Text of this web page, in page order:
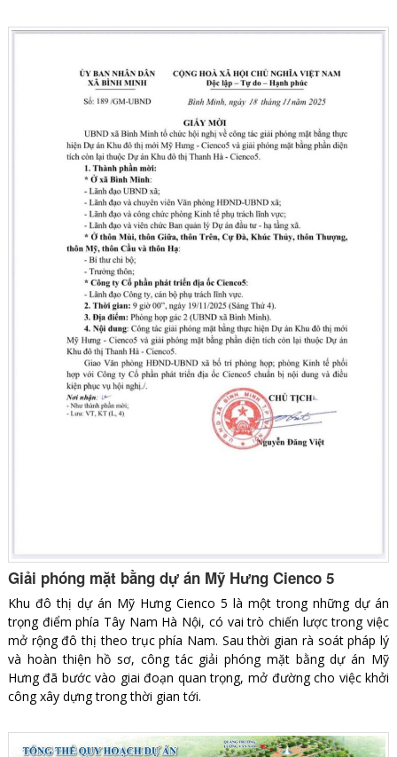
Giải phóng mặt bằng dự án Mỹ Hưng Cienco 5
Khu đô thị dự án Mỹ Hưng Cienco 5 là một trong những dự án
trọng điểm phía Tây Nam Hà Nội, có vai trò chiến lược trong việc
mở rộng đô thị theo trục phía Nam. Sau thời gian rà soát pháp lý
và hoàn thiện hồ sơ, công tác giải phóng mặt bằng dự án Mỹ
Hưng đã bước vào giai đoạn quan trọng, mở đường cho việc khởi
công xây dựng trong thời gian tới.